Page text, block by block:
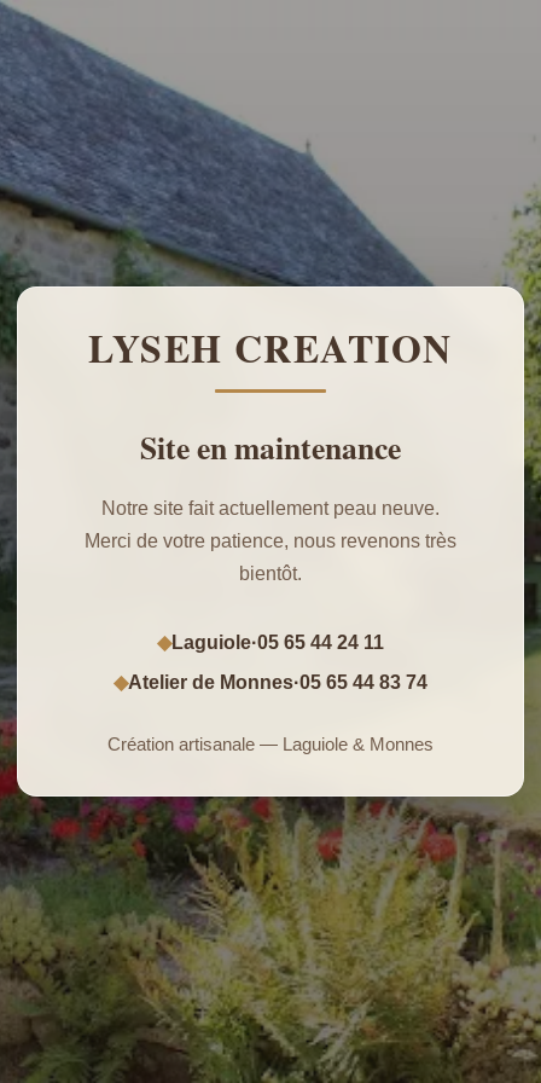
LYSEH CREATION
Site en maintenance
Notre site fait actuellement peau neuve.
Merci de votre patience, nous revenons très
bientôt.
◆Laguiole·05 65 44 24 11
◆Atelier de Monnes·05 65 44 83 74
Création artisanale — Laguiole & Monnes